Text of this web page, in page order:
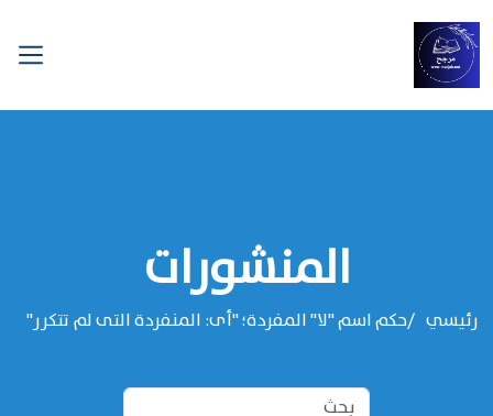
المنشورات
رئيسي حكم اسم "لا" المفردة؛ "أى: المنفردة التى لم تتكرر"